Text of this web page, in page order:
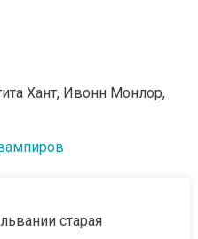
Хант, Ивонн Монлор,
старая